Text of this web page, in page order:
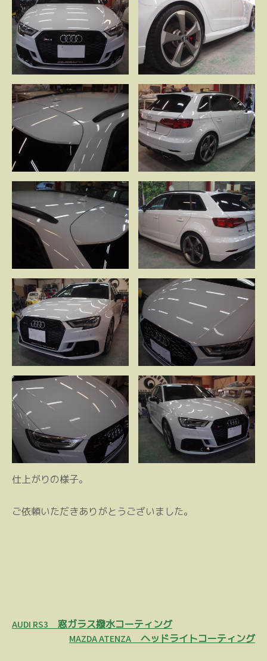
仕上がりの様子。
ご依頼いただきありがとうございました。
投
AUDI RS3 窓ガラス撥水コーティング
MAZDA ATENZA ヘッドライトコーティング